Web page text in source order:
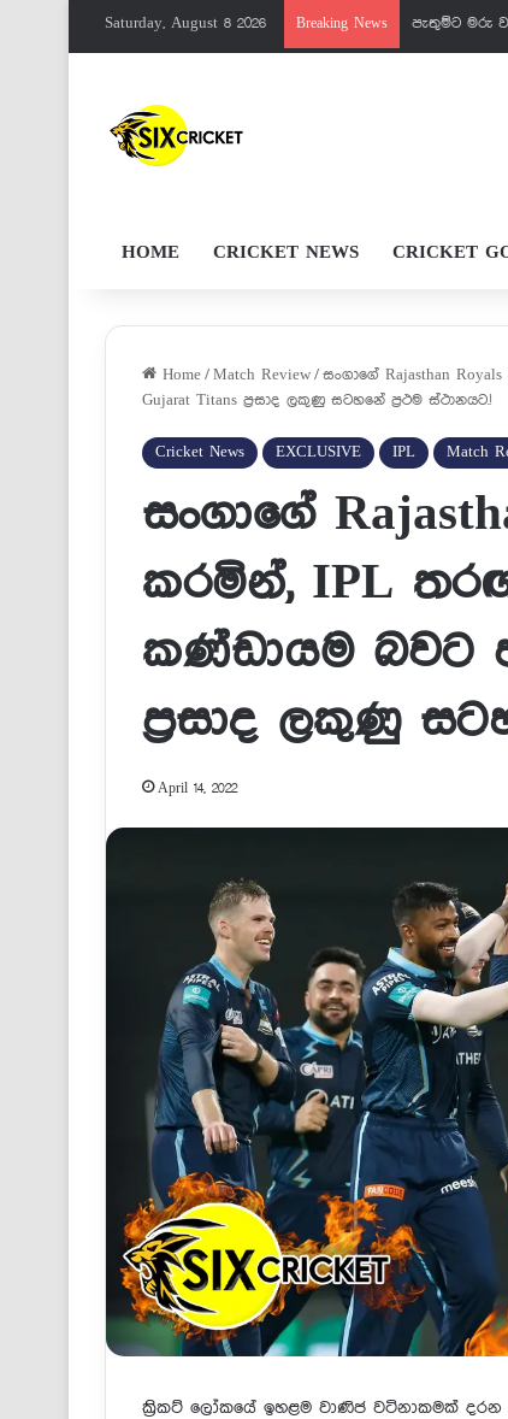
Saturday, August 8 2026 Breaking News පැතුම්ට මරු
HOME CRICKET NEWS CRICKET
Home / Match Review / සංගාගේ Rajasthan
Gujarat Titans ප්‍රසාද ලකුණු සටහනේ ප්‍රථම ස්ථානයට.!
Cricket News EXCLUSIVE IPL Match
සංගාගේ
කරමින්, IPL
කණ්ඩායම බවට
ප්‍රසාද ලකුණු
April 14, 2022
ක්‍රිකට් ලෝකයේ ඉහළම වාණිජ වටිනාකමක්